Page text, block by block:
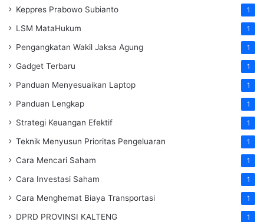
Keppres Prabowo Subianto 1
LSM MataHukum 1
Pengangkatan Wakil Jaksa Agung 1
Gadget Terbaru 1
Panduan Menyesuaikan Laptop 1
Panduan Lengkap 1
Strategi Keuangan Efektif 1
Teknik Menyusun Prioritas Pengeluaran 1
Cara Mencari Saham 1
Cara Investasi Saham 1
Cara Menghemat Biaya Transportasi 1
DPRD PROVINSI KALTENG 1